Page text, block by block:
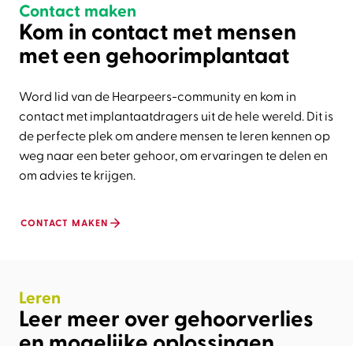
Contact maken
Kom in contact met mensen
met een gehoorimplantaat
Word lid van de Hearpeers-community en kom in
contact met implantaatdragers uit de hele wereld. Dit is
de perfecte plek om andere mensen te leren kennen op
weg naar een beter gehoor, om ervaringen te delen en
om advies te krijgen.
CONTACT MAKEN
Leren
Leer meer over gehoorverlies